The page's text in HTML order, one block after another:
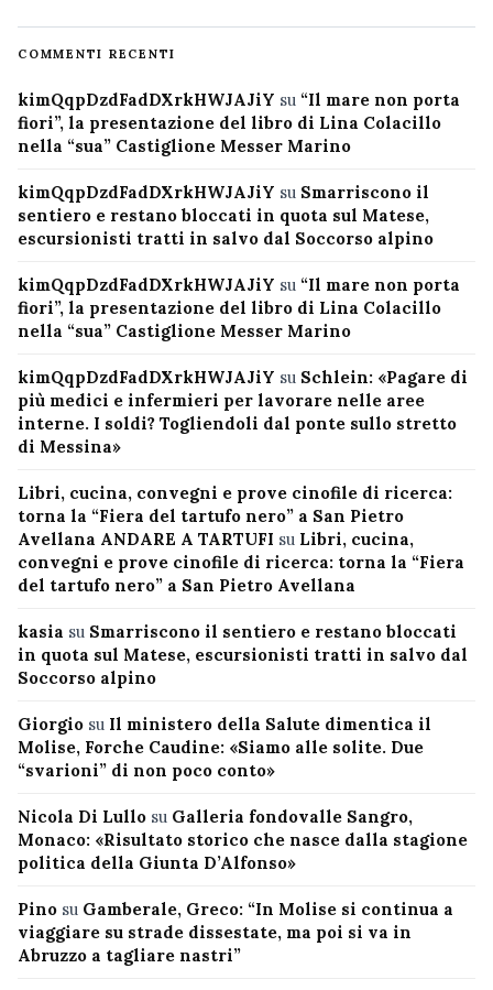
COMMENTI RECENTI
kimQqpDzdFadDXrkHWJAJiY su “Il mare non porta
fiori”, la presentazione del libro di Lina Colacillo
nella “sua” Castiglione Messer Marino
kimQqpDzdFadDXrkHWJAJiY su Smarriscono il
sentiero e restano bloccati in quota sul Matese,
escursionisti tratti in salvo dal Soccorso alpino
kimQqpDzdFadDXrkHWJAJiY su “Il mare non porta
fiori”, la presentazione del libro di Lina Colacillo
nella “sua” Castiglione Messer Marino
kimQqpDzdFadDXrkHWJAJiY su Schlein: «Pagare di
più medici e infermieri per lavorare nelle aree
interne. I soldi? Togliendoli dal ponte sullo stretto
di Messina»
Libri, cucina, convegni e prove cinofile di ricerca:
torna la “Fiera del tartufo nero” a San Pietro
Avellana ANDARE A TARTUFI su Libri, cucina,
convegni e prove cinofile di ricerca: torna la “Fiera
del tartufo nero” a San Pietro Avellana
kasia su Smarriscono il sentiero e restano bloccati
in quota sul Matese, escursionisti tratti in salvo dal
Soccorso alpino
Giorgio su Il ministero della Salute dimentica il
Molise, Forche Caudine: «Siamo alle solite. Due
“svarioni” di non poco conto»
Nicola Di Lullo su Galleria fondovalle Sangro,
Monaco: «Risultato storico che nasce dalla stagione
politica della Giunta D’Alfonso»
Pino su Gamberale, Greco: “In Molise si continua a
viaggiare su strade dissestate, ma poi si va in
Abruzzo a tagliare nastri”